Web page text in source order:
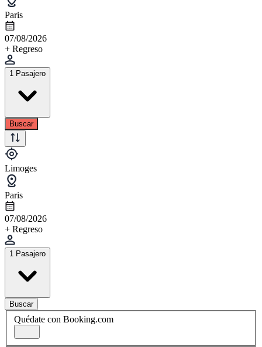
Paris
07/08/2026
+ Regreso
1 Pasajero
Buscar
Limoges
Paris
07/08/2026
+ Regreso
1 Pasajero
Buscar
Quédate con Booking.com